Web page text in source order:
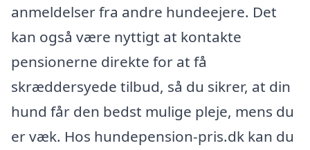
anmeldelser fra andre hundeejere. Det
kan også være nyttigt at kontakte
pensionerne direkte for at få
skræddersyede tilbud, så du sikrer, at din
hund får den bedst mulige pleje, mens du
er væk. Hos hundepension-pris.dk kan du